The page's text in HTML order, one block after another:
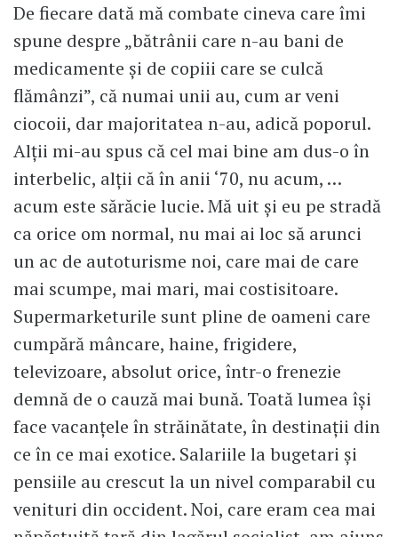
De fiecare dată mă combate cineva care îmi
spune despre „bătrânii care n-au bani de
medicamente și de copiii care se culcă
flămânzi”, că numai unii au, cum ar veni
ciocoii, dar majoritatea n-au, adică poporul.
Alții mi-au spus că cel mai bine am dus-o în
interbelic, alții că în anii ‘70, nu acum, …
acum este sărăcie lucie. Mă uit și eu pe stradă
ca orice om normal, nu mai ai loc să arunci
un ac de autoturisme noi, care mai de care
mai scumpe, mai mari, mai costisitoare.
Supermarketurile sunt pline de oameni care
cumpără mâncare, haine, frigidere,
televizoare, absolut orice, într-o frenezie
demnă de o cauză mai bună. Toată lumea își
face vacanțele în străinătate, în destinații din
ce în ce mai exotice. Salariile la bugetari și
pensiile au crescut la un nivel comparabil cu
venituri din occident. Noi, care eram cea mai